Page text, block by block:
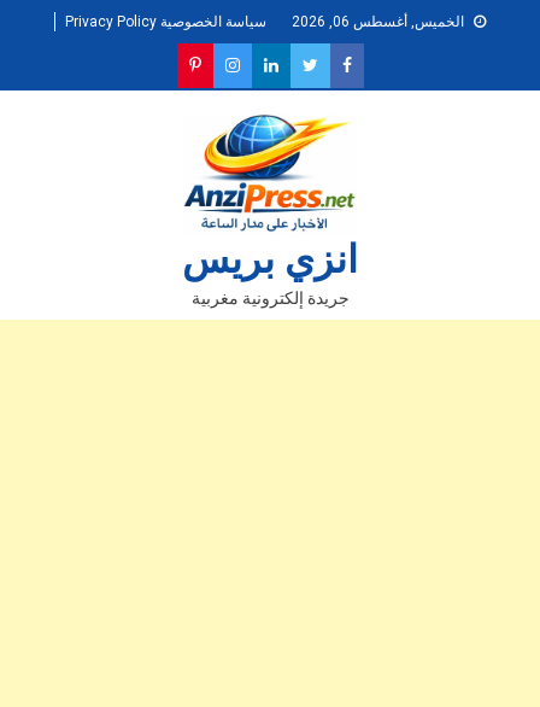
الخميس, أغسطس 06, 2026 سياسة الخصوصية Privacy Policy
انزي بريس
جريدة إلكترونية مغربية